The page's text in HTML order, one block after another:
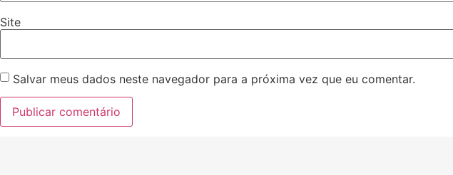
Site
Salvar meus dados neste navegador para a próxima vez que eu comentar.